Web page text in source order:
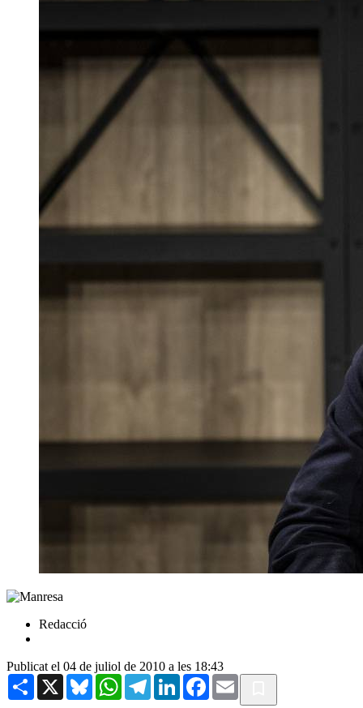
Redacció
Publicat el 04 de juliol de 2010 a les 18:43
Share X BlueskyWhatsAppTelegramLinkedInFacebook
Email